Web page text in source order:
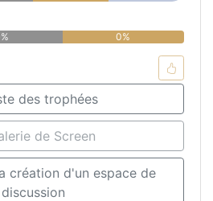
0%
des trophées
de Screen
création d'un espace de
discussion